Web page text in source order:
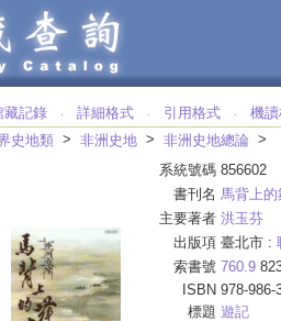
藏記錄 ‧ 詳細格式 ‧ 引用格式 ‧ 機
史地類 > 非洲史地 > 非洲史地總論 >
系統號碼 856602
書刊名 馬背上的
主要著者 洪玉芬
出版項 臺北市 :
索書號 760.9
ISBN 978-986-
標題 遊記